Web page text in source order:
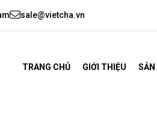
sale@vietcha.vn
TRANG CHỦ GIỚI THIỆU